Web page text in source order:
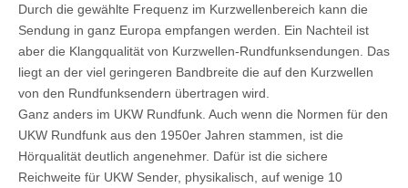
Durch die gewählte Frequenz im Kurzwellenbereich kann die
Sendung in ganz Europa empfangen werden. Ein Nachteil ist
aber die Klangqualität von Kurzwellen-Rundfunksendungen. Das
liegt an der viel geringeren Bandbreite die auf den Kurzwellen
von den Rundfunksendern übertragen wird.
Ganz anders im UKW Rundfunk. Auch wenn die Normen für den
UKW Rundfunk aus den 1950er Jahren stammen, ist die
Hörqualität deutlich angenehmer. Dafür ist die sichere
Reichweite für UKW Sender, physikalisch, auf wenige 10